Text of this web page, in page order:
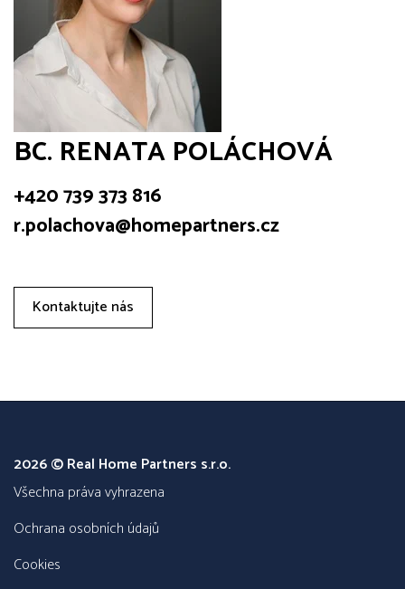
BC. RENATA POLÁCHOVÁ
+420 739 373 816
r.polachova@homepartners.cz
Kontaktujte nás
2026 © Real Home Partners s.r.o.
všechna práva vyhrazena
Ochrana osobních údajů
Cookies